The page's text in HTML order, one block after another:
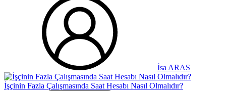
İsa ARAS
İşçinin Fazla Çalışmasında Saat Hesabı Nasıl Olmalıdır?